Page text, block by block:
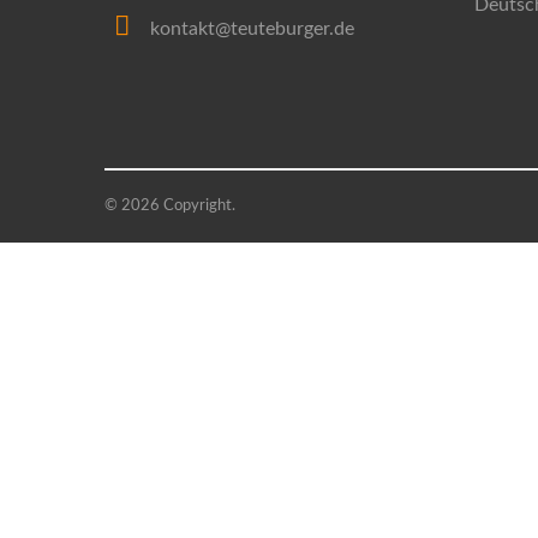
kontakt@teuteburger.de
© 2026 Copyright.